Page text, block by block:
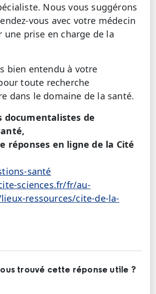
Nous vous suggérons
vous avec votre médecin
prise en charge de la
bien entendu à votre
toute recherche
dans le domaine de la santé.
documentalistes de
réponses en ligne de la Cité
santé
sciences.fr/fr/au-
ressources/cite-de-la-
trouvé cette réponse utile ?